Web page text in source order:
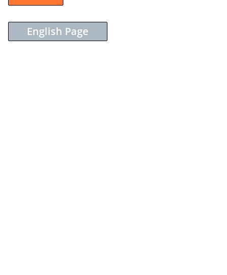
English Page